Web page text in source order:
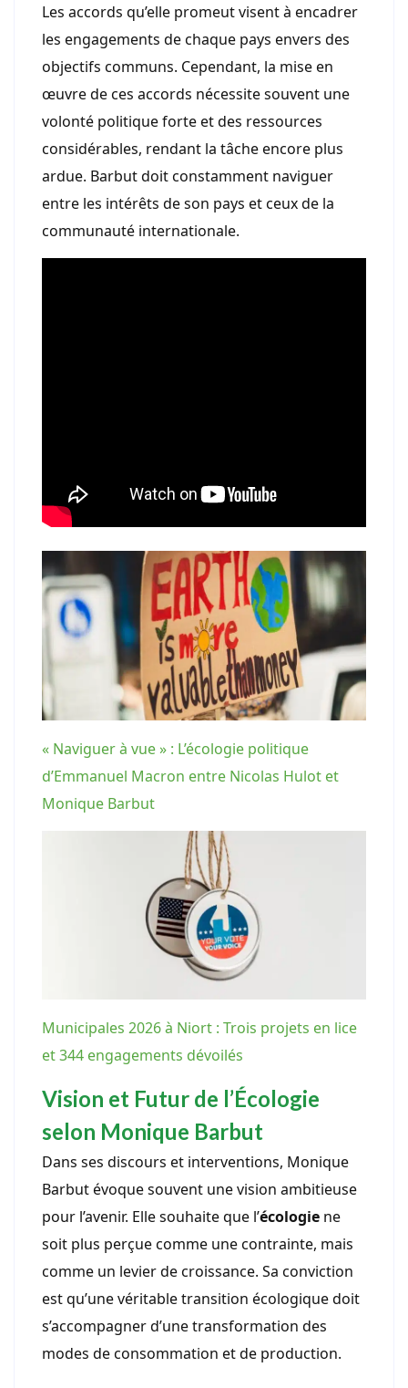
Les accords qu’elle promeut visent à encadrer
les engagements de chaque pays envers des
objectifs communs. Cependant, la mise en
œuvre de ces accords nécessite souvent une
volonté politique forte et des ressources
considérables, rendant la tâche encore plus
ardue. Barbut doit constamment naviguer
entre les intérêts de son pays et ceux de la
communauté internationale.
« Naviguer à vue » : L’écologie politique
d’Emmanuel Macron entre Nicolas Hulot et
Monique Barbut
Municipales 2026 à Niort : Trois projets en lice
et 344 engagements dévoilés
Vision et Futur de l’Écologie
selon Monique Barbut
Dans ses discours et interventions, Monique
Barbut évoque souvent une vision ambitieuse
pour l’avenir. Elle souhaite que l’écologie ne
soit plus perçue comme une contrainte, mais
comme un levier de croissance. Sa conviction
est qu’une véritable transition écologique doit
s’accompagner d’une transformation des
modes de consommation et de production.